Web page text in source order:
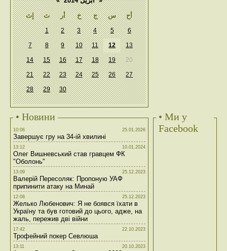
إث
ث أر خ ج س أح
1 2 3 4 5 6
7 8 9 10 11 12 13
14 15 16 17 18 19 20
21 22 23 24 25 26 27
28 29 30
• Новини
10:06 25.01.2026
Завершує гру на 34-ій хвилині
13:12 10.01.2024
Олег Вишневський став гравцем ФК
"Оболонь"
13:09 25.12.2023
Валерій Пересоляк: Пропоную УАФ
припинити атаку на Минай
12:08 25.12.2023
Желько Любенович: Я не боявся їхати в
Україну та був готовий до цього, адже, на
жаль, пережив дві війни
17:42 22.10.2023
Трофейний покер Севлюша
13:11 20.10.2023
• Ми у
Facebook